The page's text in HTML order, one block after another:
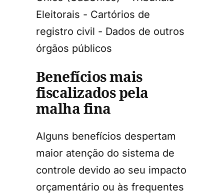
Eleitorais - Cartórios de
registro civil - Dados de outros
órgãos públicos
Benefícios mais
fiscalizados pela
malha fina
Alguns benefícios despertam
maior atenção do sistema de
controle devido ao seu impacto
orçamentário ou às frequentes